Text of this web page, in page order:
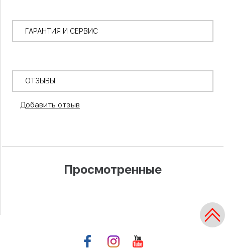
ГАРАНТИЯ И СЕРВИС
ОТЗЫВЫ
Добавить отзыв
Просмотренные